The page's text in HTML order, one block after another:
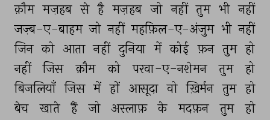
क़ौम मज़हब से है मज़हब जो नहीं तुम भी नहीं
जज़्ब-ए-बाहम जो नहीं महफ़िल-ए-अंजुम भी नहीं
जिन को आता नहीं दुनिया में कोई फ़न तुम हो
नहीं
जिस क़ौम को परवा-ए-नशेमन तुम
हो
बिजलियाँ जिस में हों आसूदा वो ख़िर्मन तुम हो
बेच
खाते हैं जो अस्लाफ़ के मदफ़न तुम
हो